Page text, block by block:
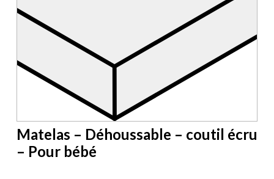
Matelas – Déhoussable – coutil écru
– Pour bébé